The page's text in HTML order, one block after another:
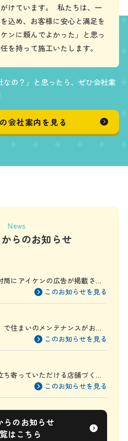
けています。 私たちは、一
込め、お客様に安心と満足を
ンに頼んでよかった」と思っ
を持って施工いたします。
の？」と思ったら、ぜひ会社案
会社案内を見る
News
らのお知らせ
にアイケンの広告が掲載され
このお知らせを見る
住まいのメンテナンスがお得
このお知らせを見る
寄っていただける店舗づくり
このお知らせを見る
らのお知らせ
はこちら